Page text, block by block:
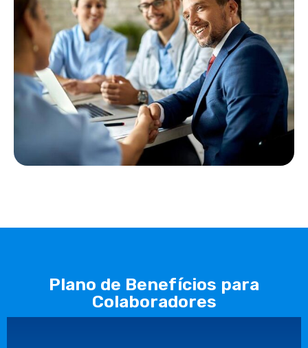
Plano de Benefícios para
Colaboradores